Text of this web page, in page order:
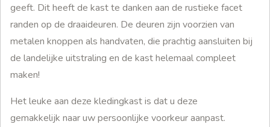
geeft. Dit heeft de kast te danken aan de rustieke facet
randen op de draaideuren. De deuren zijn voorzien van
metalen knoppen als handvaten, die prachtig aansluiten bij
de landelijke uitstraling en de kast helemaal compleet
maken!
Het leuke aan deze kledingkast is dat u deze
gemakkelijk naar uw persoonlijke voorkeur aanpast.